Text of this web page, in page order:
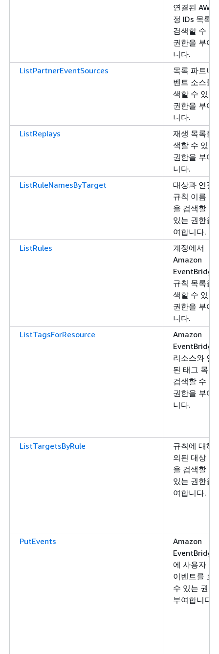
연결된 AWS
정 IDs 목록을
검색할 수 있
권한을 부여
니다.
ListPartnerEventSources
목록 파트너
벤트 소스를
색할 수 있는
권한을 부여
니다.
ListReplays
재생 목록을
색할 수 있는
권한을 부여
니다.
ListRuleNamesByTarget
대상과 연관
규칙 이름 목
을 검색할 수
있는 권한을
여합니다.
ListRules
계정에서
Amazon
EventBridge
규칙 목록을
색할 수 있는
권한을 부여
니다.
ListTagsForResource
Amazon
EventBridge
리소스와 연
된 태그 목록
검색할 수 있
권한을 부여
니다.
ListTargetsByRule
규칙에 대해
의된 대상 목
을 검색할 수
있는 권한을
여합니다.
PutEvents
Amazon
EventBridge
에 사용자 지
이벤트를 보
수 있는 권한
부여합니다.